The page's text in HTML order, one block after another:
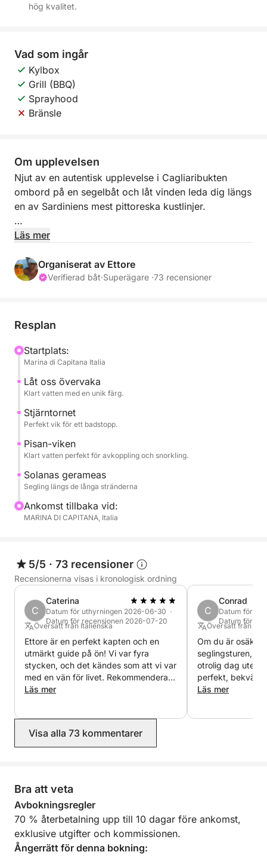
hög kvalitet.
Vad som ingår
Kylbox
Grill (BBQ)
Sprayhood
Bränsle
Om upplevelsen
Njut av en autentisk upplevelse i Cagliaribukten
ombord på en segelbåt och låt vinden leda dig längs
en av Sardiniens mest pittoreska kustlinjer.
Segling erbjuder ett lugnt och avslappnat tempo,
fördjupa dig helt i naturen. Långt från motorljudet
kommer du att njuta av havets brus, vinden i seglen
Under dagen seglar du längs kusten, förbi vita
kristallklart vatten som Cala Fighera, Cala Mosca
och Djävulens Sadel, en ikonisk symbol för Cagliari.
Det klara vattnet är perfekt för simning, snorkling
eller helt enkelt avkoppling.
Ombord kan du koppla av i solen, njuta av
Tempot är flexibelt och avslappnat, med gott om tid
Perfekt för par, familjer eller små grupper, det är den
perfekta upplevelsen för dig som söker autenticitet,
natur och frihet.
segelbåt.
Läs mer
Organiserat av Ettore
Verifierad båt·Superägare ·73 recensioner
Resplan
Startplats:
Marina di Capitana Italia
Låt oss övervaka
Klart vatten med en unik färg.
Stjärntornet
Perfekt vik för ett badstopp.
Pisan-viken
Klart vatten perfekt för avkoppling och snorkling.
Solanas gerameas
Segling längs de långa stränderna
Ankomst tillbaka vid:
MARINA DI CAPITANA, Italia
5/5 · 73 recensioner
Recensionerna visas i kronologisk ordning
C
Caterina
Datum för uthyrningen 2026-06-30 ·
Datum för recensionen 2026-07-20
Översatt från Italienska
Ettore är en perfekt kapten och en
utmärkt guide på ön! Vi var fyra
stycken, och det kändes som att vi var
med en vän för livet. Rekommenderas
starkt, är mycket hjälpsam och mycket
Läs mer
C
Conrad
Datum för
Datum för
Översatt från
Om du är osäker
seglingsturen,
otrolig dag ute
perfekt, bekväm
underhållen. Vår
sommaren! Du
Läs mer
Visa alla 73 kommentarer
Bra att veta
Avbokningsregler
70 % återbetalning upp till 10 dagar före ankomst,
exklusive utgifter och kommissionen.
Ångerrätt för denna bokning: